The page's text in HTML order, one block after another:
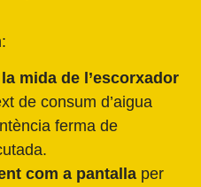
mida de l’escorxador
de consum d’aigua
ferma de
com a pantalla per